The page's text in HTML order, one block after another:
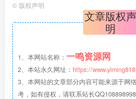
© 版权声明
文章版权声
明
1、本网站名称： 一鸣资源网
2、本站永久网址： https://
3、本网站的文章部分内容可能来源于网
考，如有侵权，请联系站长QQ108898998